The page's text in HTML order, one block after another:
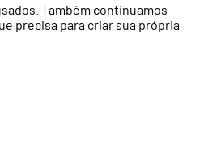
Também continuamos
precisa para criar sua própria